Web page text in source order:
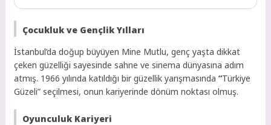
Çocukluk ve Gençlik Yılları
İstanbul’da doğup büyüyen Mine Mutlu, genç yaşta dikkat
çeken güzelliği sayesinde sahne ve sinema dünyasına adım
atmış. 1966 yılında katıldığı bir güzellik yarışmasında“Türkiye
Güzeli” seçilmesi, onun kariyerinde dönüm noktası olmuş.
Oyunculuk Kariyeri